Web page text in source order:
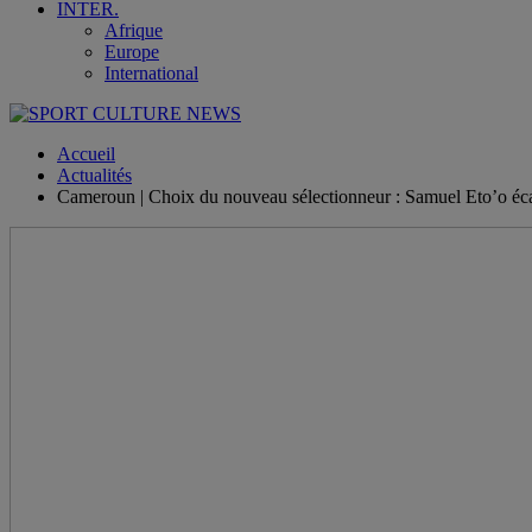
INTER.
Afrique
Europe
International
Accueil
Actualités
Cameroun | Choix du nouveau sélectionneur : Samuel Eto’o